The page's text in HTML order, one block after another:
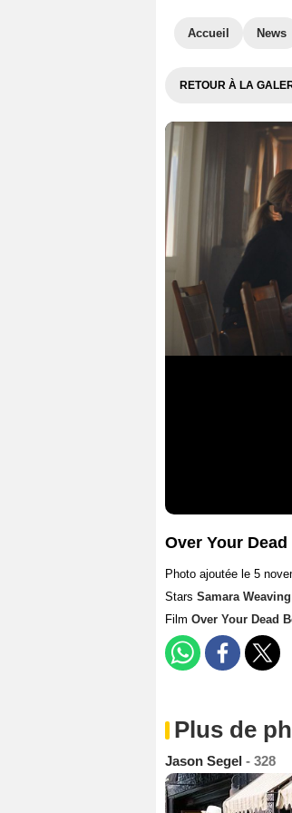
Accueil News
RETOUR À LA
Over Your
Photo ajoutée le 5
Stars Samara Weaving
Film Over Your Dead
Plus de
Jason Segel - 328